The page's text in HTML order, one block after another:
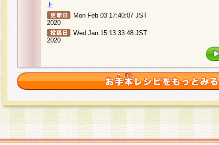
ト
Mon Feb 03 17:40:07 JST
2020
Wed Jan 15 13:33:48 JST
2020